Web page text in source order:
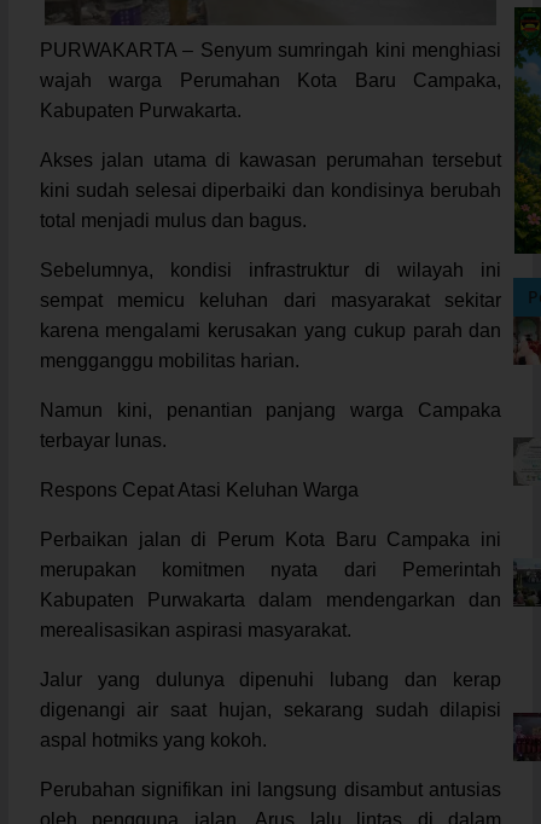
PURWAKARTA – Senyum sumringah kini menghiasi
wajah warga Perumahan Kota Baru Campaka,
Kabupaten Purwakarta.
Akses jalan utama di kawasan perumahan tersebut
kini sudah selesai diperbaiki dan kondisinya berubah
total menjadi mulus dan bagus.
Sebelumnya, kondisi infrastruktur di wilayah ini
sempat memicu keluhan dari masyarakat sekitar
karena mengalami kerusakan yang cukup parah dan
mengganggu mobilitas harian.
Namun kini, penantian panjang warga Campaka
terbayar lunas.
Respons Cepat Atasi Keluhan Warga
Perbaikan jalan di Perum Kota Baru Campaka ini
merupakan komitmen nyata dari Pemerintah
Kabupaten Purwakarta dalam mendengarkan dan
merealisasikan aspirasi masyarakat.
Jalur yang dulunya dipenuhi lubang dan kerap
digenangi air saat hujan, sekarang sudah dilapisi
aspal hotmiks yang kokoh.
Perubahan signifikan ini langsung disambut antusias
oleh pengguna jalan. Arus lalu lintas di dalam